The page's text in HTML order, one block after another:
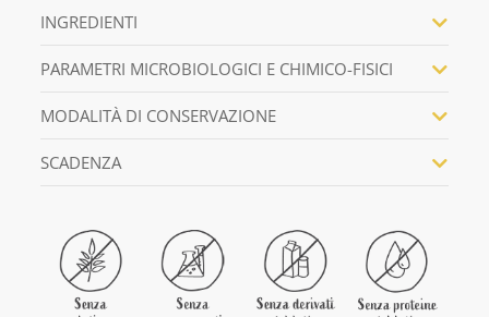
INGREDIENTI
PARAMETRI MICROBIOLOGICI E CHIMICO-FISICI
MODALITÀ DI CONSERVAZIONE
SCADENZA